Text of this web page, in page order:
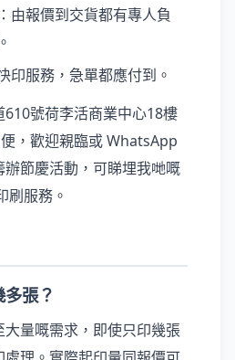
：由報價到交貨都有專人負
印服務，急單都應付到。
號荷李活商業中心18樓
，歡迎親臨或 WhatsApp
節慶活動，可睇埋我哋嘅
刷服務。
張？
量嘅需求，即使只印幾張